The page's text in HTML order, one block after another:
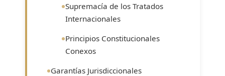
Supremacía de los Tratados
Internacionales
Principios Constitucionales
Conexos
Garantías Jurisdiccionales